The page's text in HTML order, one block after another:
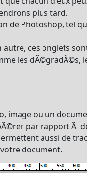
plus tard.
de Photoshop, tel
ces onglets
les dÃ©gradÃ©s,
image ou un
par rapport Ã
aussi de
document.